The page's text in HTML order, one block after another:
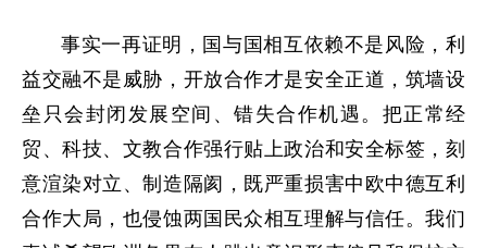
事实一再证明，国与国相互依赖不是风险，利
益交融不是威胁，开放合作才是安全正道，筑墙设
垒只会封闭发展空间、错失合作机遇。把正常经
贸、科技、文教合作强行贴上政治和安全标签，刻
意渲染对立、制造隔阂，既严重损害中欧中德互利
合作大局，也侵蚀两国民众相互理解与信任。我们